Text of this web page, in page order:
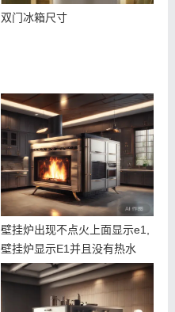
双门冰箱尺寸
壁挂炉出现不点火上面显示e1,
壁挂炉显示E1并且没有热水